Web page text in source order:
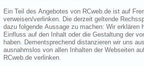
Ein Teil des Angebotes von RCweb.de ist auf
verweisen/verlinken. Die derzeit geltende
dazu folgende Aussage zu machen: Wir erklären
Einfluss auf den Inhalt oder die Gestaltung der
haben. Dementsprechend distanzieren wir uns
ausnahmslos von allen Inhalten der Webseiten
RCweb.de verlinken.